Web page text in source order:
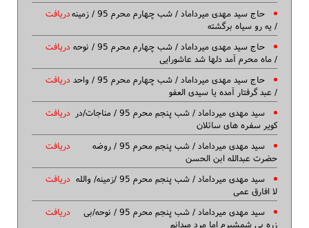
دریافتحاج سید مهدی میرداماد / شب چهارم محرم 95 / زمینه
/ یه رو سیاه برگشته
دریافت حاج سید مهدی میرداماد / شب چهارم محرم 95 / نوحه
/ ماه محرم آمد دلها شد عاشورایی
دریافت حاج سید مهدی میرداماد / شب چهارم محرم 95 / واحد
/ عبد گرفتار آمده یا سیدی العفو
دریافت سید مهدی میرداماد / شب پنجم محرم 95 / مناجات/در
کویر سفره های سائلان
دریافت
سید مهدی میرداماد / شب پنجم محرم 95 / روضه
حضرت عبدالله ابن الحسن
دریافت سید مهدی میرداماد / شب پنجم محرم 95 /زمینه/ والله
لا افارق عمی
دریافت
سید مهدی میرداماد / شب پنجم محرم 95 / نوحه/بی
زره بی شمشیرم اما مرد میدانم